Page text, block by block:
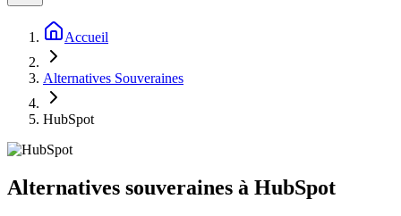
Accueil
Alternatives Souveraines
HubSpot
Alternatives souveraines à HubSpot